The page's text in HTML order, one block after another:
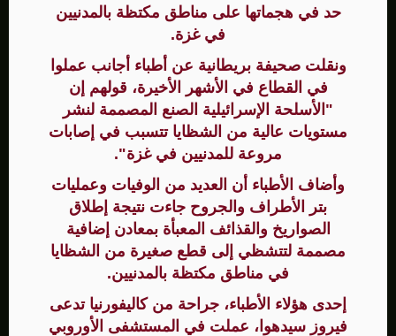
حد في هجماتها على مناطق مكتظة بالمدنيين
في غزة.
ونقلت صحيفة بريطانية عن أطباء أجانب عملوا
في القطاع في الأشهر الأخيرة، قولهم إن
"الأسلحة الإسرائيلية الصنع المصممة لنشر
مستويات عالية من الشظايا تتسبب في إصابات
مروعة للمدنيين في غزة".
وأضاف الأطباء أن العديد من الوفيات وعمليات
بتر الأطراف والجروح جاءت نتيجة إطلاق
الصواريخ والقذائف المعبأة بمعادن إضافية
مصممة لتتشظي إلى قطع صغيرة من الشظايا
في مناطق مكتظة بالمدنيين.
إحدى هؤلاء الأطباء، جراحة من كاليفورنيا تدعى
فيروز سيدهوا، عملت في المستشفى الأوروبي